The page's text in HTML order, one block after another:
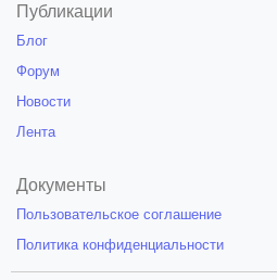
Публикации
Блог
Форум
Новости
Лента
Документы
Пользовательское соглашение
Политика конфиденциальности